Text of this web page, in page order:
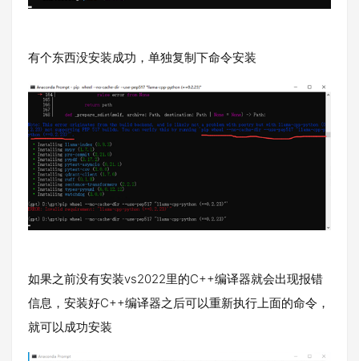
有个东西没安装成功，单独复制下命令安装
如果之前没有安装vs2022里的C++编译器就会出现报错
信息，安装好C++编译器之后可以重新执行上面的命令，
就可以成功安装